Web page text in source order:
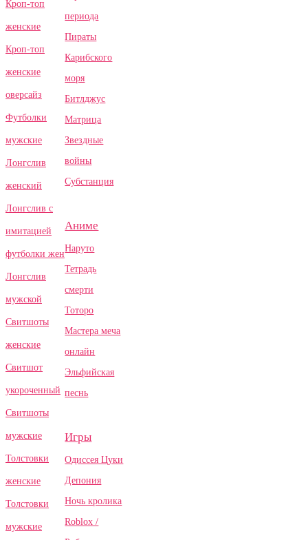
Кроп-топ
женские
Кроп-топ
женские
оверсайз
Футболки
мужские
Лонгслив
женский
Лонгслив с
имитацией
футболки жен
Лонгслив
мужской
Свитшоты
женские
Свитшот
укороченный
Свитшоты
мужские
Толстовки
женские
Толстовки
мужские
периода
Пираты
Карибского
моря
Битлджус
Матрица
Звездные
войны
Субстанция
Аниме
Наруто
Тетрадь
смерти
Тоторо
Мастера меча
онлайн
Эльфийская
песнь
Игры
Одиссея Цуки
Депония
Ночь кролика
Roblox /